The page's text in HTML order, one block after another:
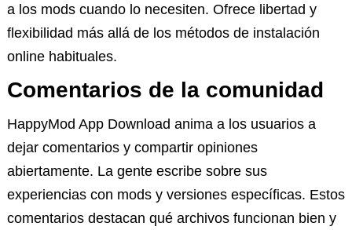
a los mods cuando lo necesiten. Ofrece libertad y
flexibilidad más allá de los métodos de instalación
online habituales.
Comentarios de la comunidad
HappyMod App Download anima a los usuarios a
dejar comentarios y compartir opiniones
abiertamente. La gente escribe sobre sus
experiencias con mods y versiones específicas. Estos
comentarios destacan qué archivos funcionan bien y